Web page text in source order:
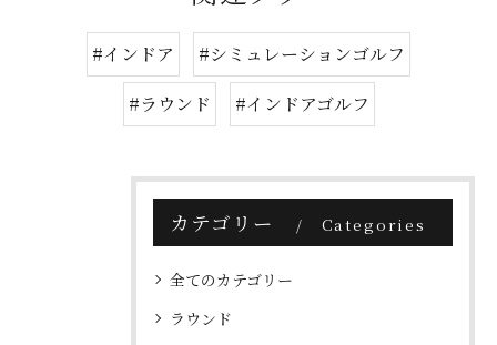
#インドア
#シミュレーションゴルフ
#ラウンド
#インドアゴルフ
カテゴリー Categories
全てのカテゴリー
ラウンド